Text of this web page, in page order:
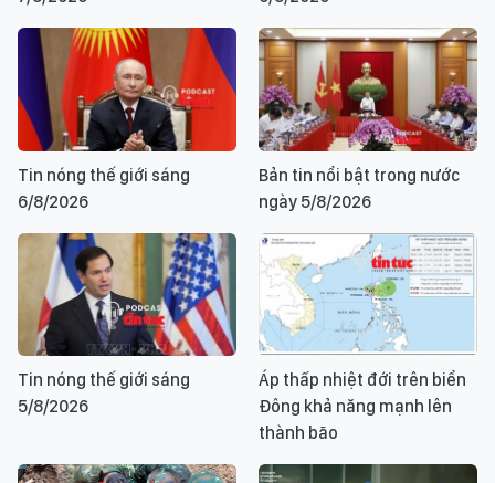
Tin nóng thế giới sáng
6/8/2026
Bản tin nổi bật trong nước
ngày 5/8/2026
Tin nóng thế giới sáng
5/8/2026
Áp thấp nhiệt đới trên biển
Đông khả năng mạnh lên
thành bão